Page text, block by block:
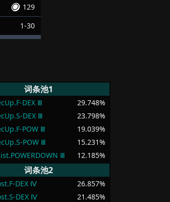
129
1-30
词条池1
DEX Ⅲ 29.748%
DEX Ⅲ
23.798%
POW Ⅲ
19.039%
POW Ⅲ
15.231%
Ⅲ
12.185%
词条池2
DEX Ⅳ 26.857%
DEX Ⅳ
21.485%